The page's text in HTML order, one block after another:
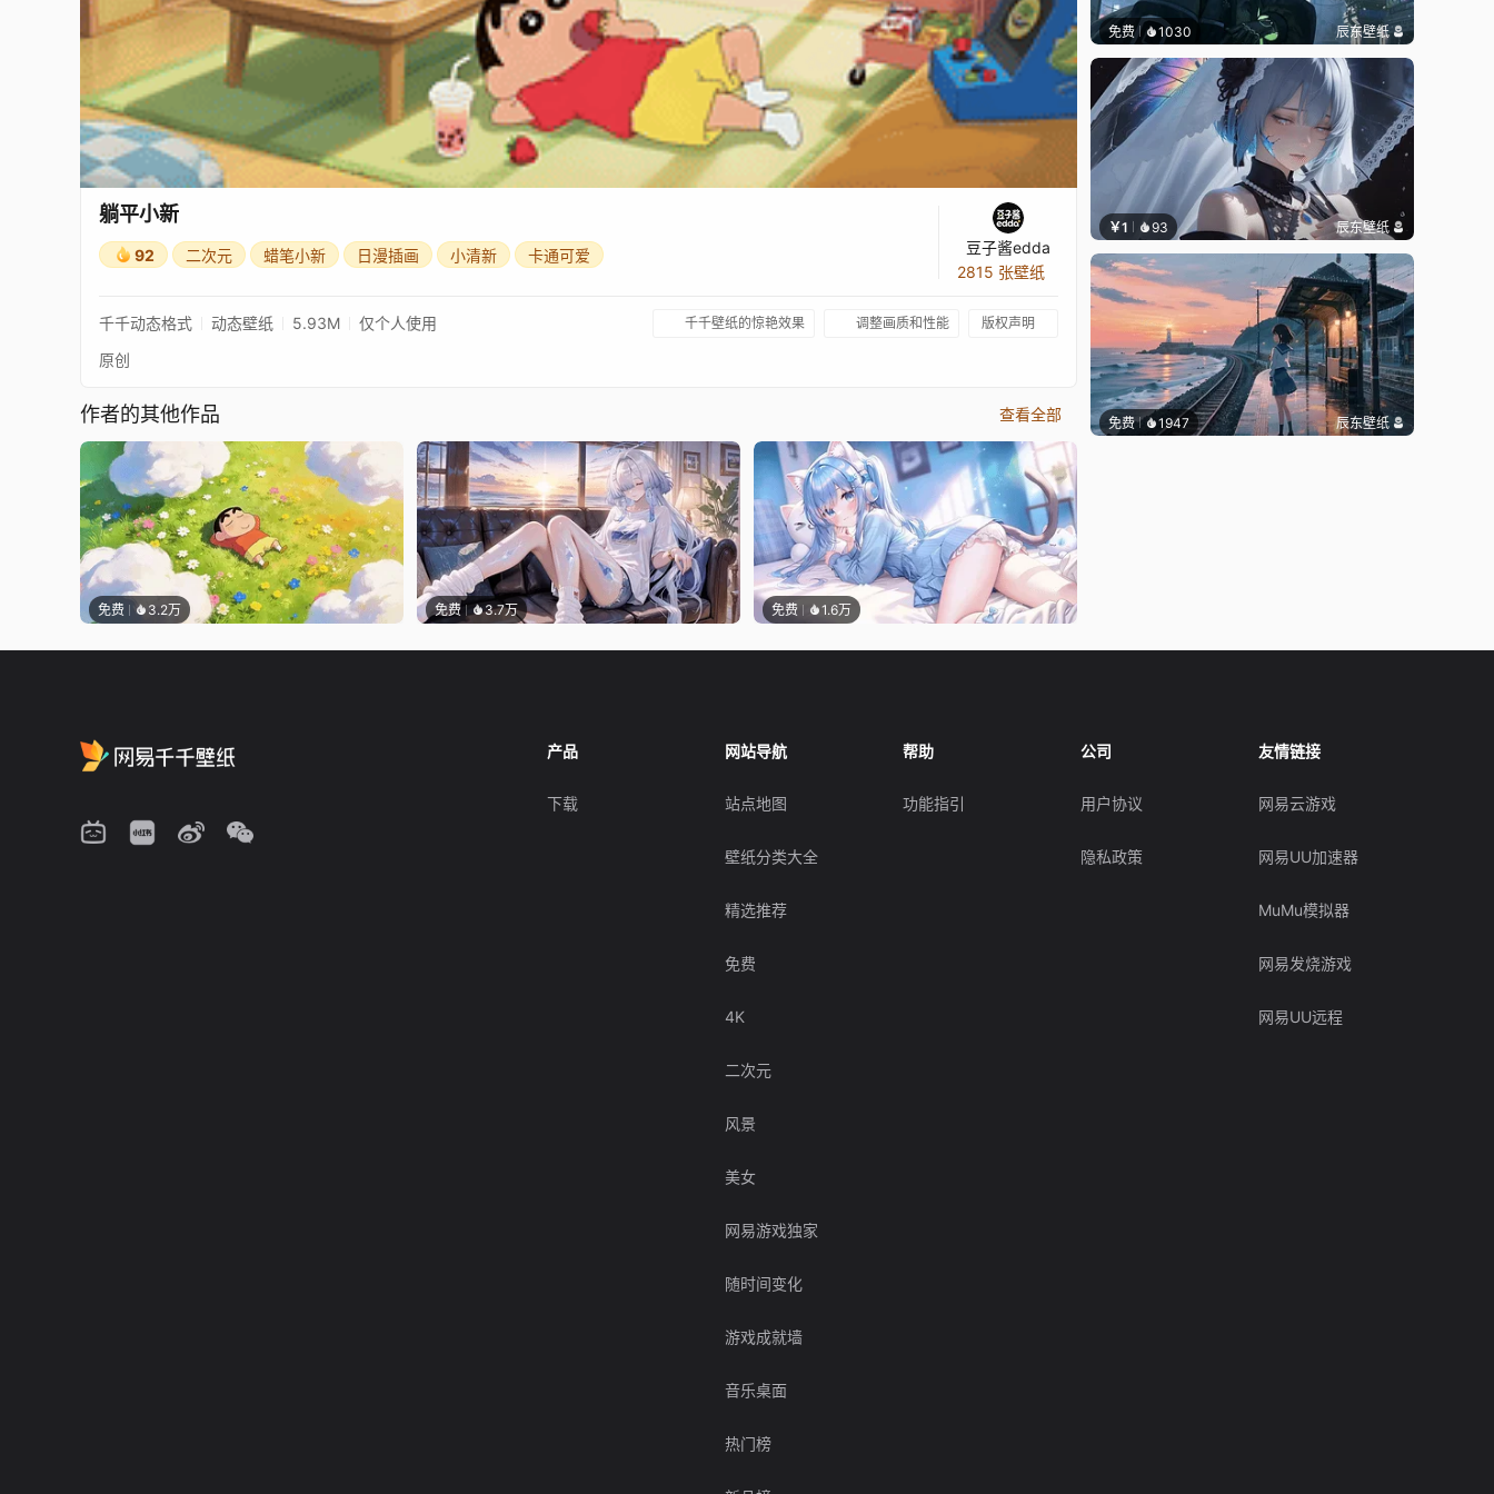
躺平小新
92 二次元 蜡笔小新 日漫插画 小清新 卡通可爱
豆子酱edda
2815 张壁纸
千千动态格式 动态壁纸 5.93M 仅个人使用 千千壁纸的惊艳效果 调整画质和性能 版权声明
原创
作者的其他作品 查看全部
免费 3.2万 免费 3.7万 免费 1.6万
免费 1030 辰东壁纸
￥1 93 辰东壁纸
免费 1947 辰东壁纸
产品
下载
网站导航
站点地图
壁纸分类大全
精选推荐
免费
4K
二次元
风景
美女
网易游戏独家
随时间变化
游戏成就墙
音乐桌面
热门榜
帮助
功能指引
公司
用户协议
隐私政策
友情链接
网易云游戏
网易UU加速器
MuMu模拟器
网易发烧游戏
网易UU远程